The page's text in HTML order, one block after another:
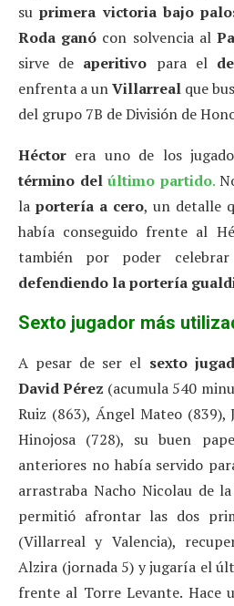
suprimera victoria bajo
Roda ganó con solvencia al
sirve de aperitivo para el
enfrenta a unVillarreal que
del grupo 7B de División de
Héctor era uno de los
término del último partido.
la portería a cero, un detalle
había conseguido frente al
también por poder
defendiendo la portería
Sexto jugador más
A pesar de ser el sexto
David Pérez (acumula 540
Ruiz (863), Ángel Mateo (839),
Hinojosa (728), su buen
anteriores no había servido
arrastraba Nacho Nicolau de
permitió afrontar las dos
(Villarreal y Valencia),
Alzira (jornada 5) y jugaría el
frente al Torre Levante. Hace